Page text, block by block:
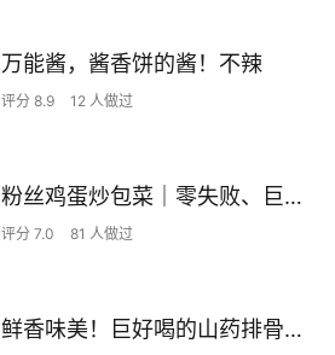
万能酱，酱香饼的酱！不辣
评分 8.9 12 人做过
粉丝鸡蛋炒包菜｜零失败、巨下饭
评分 7.0 81 人做过
鲜香味美！巨好喝的山药排骨汤！！